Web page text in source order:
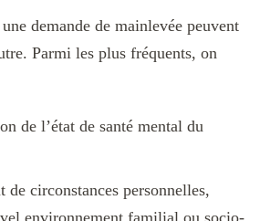
demande de mainlevée peuvent
Parmi les plus fréquents, on
de l’état de santé mental du
de circonstances personnelles,
environnement familial ou socio-